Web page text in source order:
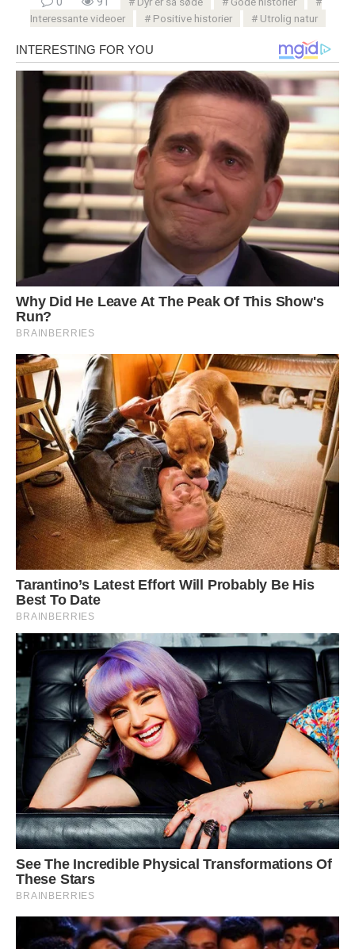
Interessante videoer
Positive historier Utrolig natur